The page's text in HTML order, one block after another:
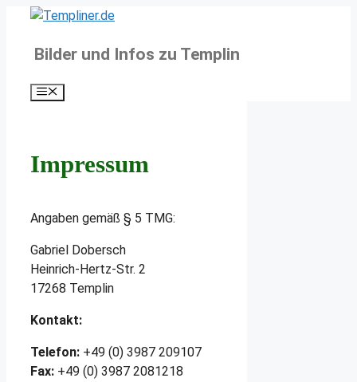
springenBilder und Infos zu Templin
Menü
Impressum
Angaben gemäß § 5 TMG:
Gabriel Dobersch
Heinrich-Hertz-Str. 2
17268 Templin
Kontakt:
Telefon: +49 (0) 3987 209107
Fax: +49 (0) 3987 2081218